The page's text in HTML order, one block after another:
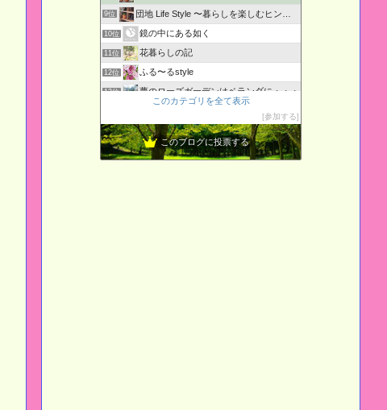
9位 団地 Life Style 〜暮らしを楽しむヒント〜
10位 鏡の中にある如く
11位 花暮らしの記
12位 ふる〜るstyle
13位 夢のローズガーデンはベランダに・・・
15位 L o H A S Y 天然生活
このカテゴリを全て表示
参加する
このブログに投票する